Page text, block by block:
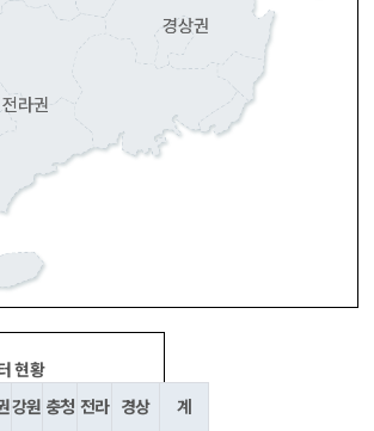
현황
강원 충청 전라 경상
계